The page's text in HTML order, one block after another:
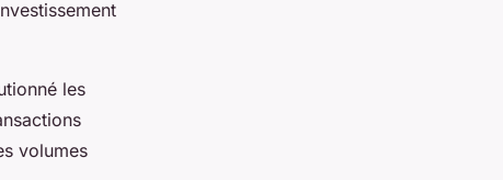
les
volumes